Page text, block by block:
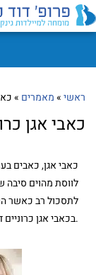
ראשי»מאמרים »
כאבי אגן
כאבי אגן, כאבים
לווסת מהוים סיבה
לתסכול רב כאשר
בכאבי אגן כרוניים דורשים הכרת תלונות המטופלת ובדיקה מדוקדקת.